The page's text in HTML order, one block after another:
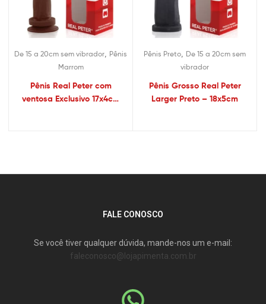
De 15 a 20cm sem vibrador Pênis
Marrom
Pênis Real Peter com
ventosa Exclusivo 17x4cm
Pênis Preto De 15 a 20cm sem
vibrador
Pênis Grosso Real Peter
Larger Preto – 18x5cm
FALE CONOSCO
Se você tiver qualquer dúvida, mande-nos um e-mail:
faleconosco@lojapimenta.com.br